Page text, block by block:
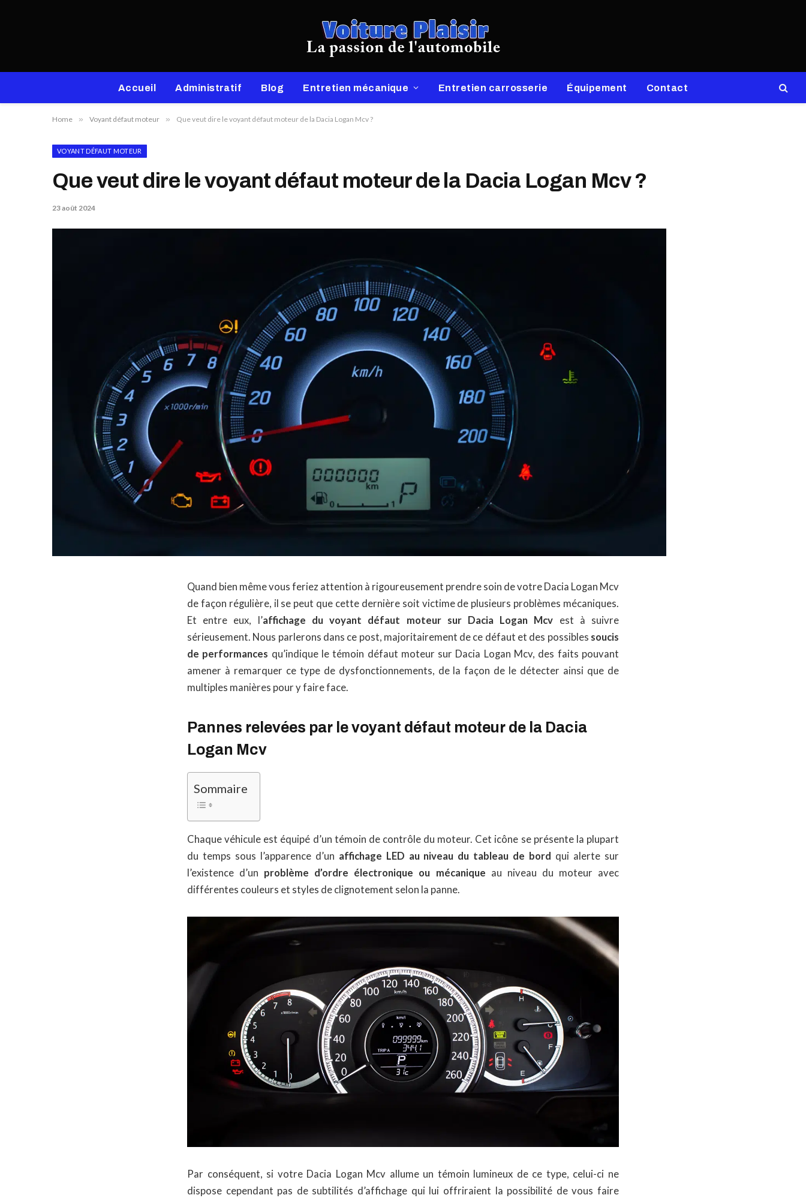
Accueil Administratif Blog Entretien mécanique Entretien carrosserie Équipement Contact
Home » Voyant défaut moteur » Que veut dire le voyant défaut moteur de la Dacia Logan Mcv ?
VOYANT DÉFAUT MOTEUR
Que veut dire le voyant défaut moteur de la Dacia Logan Mcv ?
23 août 2024
Quand bien même vous feriez attention à rigoureusement prendre soin de votre Dacia Logan Mcv
de façon régulière, il se peut que cette dernière soit victime de plusieurs problèmes mécaniques.
Et entre eux, l’affichage du voyant défaut moteur sur Dacia Logan Mcv est à suivre
sérieusement. Nous parlerons dans ce post, majoritairement de ce défaut et des possibles soucis
de performances qu’indique le témoin défaut moteur sur Dacia Logan Mcv, des faits pouvant
amener à remarquer ce type de dysfonctionnements, de la façon de le détecter ainsi que de
multiples manières pour y faire face.
Pannes relevées par le voyant défaut moteur de la Dacia
Logan Mcv
Sommaire
Chaque véhicule est équipé d’un témoin de contrôle du moteur. Cet icône se présente la plupart
du temps sous l’apparence d’un affichage LED au niveau du tableau de bord qui alerte sur
l’existence d’un problème d’ordre électronique ou mécanique au niveau du moteur avec
différentes couleurs et styles de clignotement selon la panne.
Par conséquent, si votre Dacia Logan Mcv allume un témoin lumineux de ce type, celui-ci ne
dispose cependant pas de subtilités d’affichage qui lui offriraient la possibilité de vous faire